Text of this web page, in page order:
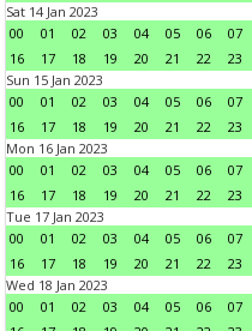
Sat 14 Jan 2023
00
01 02 03 04 05 06 07
16
17 18 19 20 21 22
23
Sun 15 Jan 2023
00
01 02 03 04 05 06 07
16
17 18 19 20 21 22
23
Mon 16 Jan 2023
00
01 02 03 04 05 06 07
16
17 18 19 20 21 22
23
Tue 17 Jan 2023
00
01 02 03 04 05 06 07
16
17 18 19 20 21 22
23
Wed 18 Jan 2023
00
01 02 03 04 05 06 07